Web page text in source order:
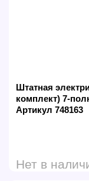
Штатная
комплект) 7-
Артикул 748163
Нет в